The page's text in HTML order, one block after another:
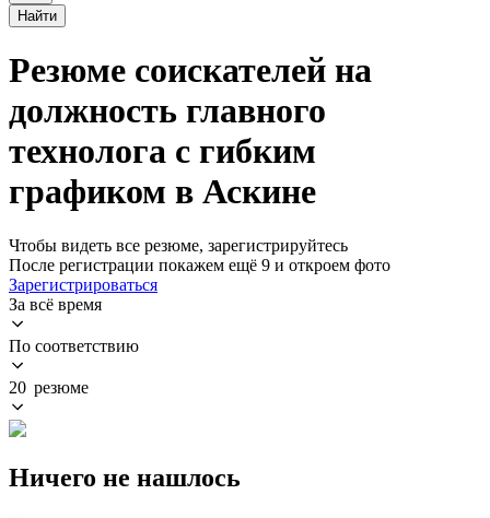
Найти
Резюме соискателей на
должность главного
технолога с гибким
графиком в Аскине
Чтобы видеть все резюме, зарегистрируйтесь
После регистрации покажем ещё 9 и откроем фото
Зарегистрироваться
За всё время
По соответствию
20 резюме
Ничего не нашлось